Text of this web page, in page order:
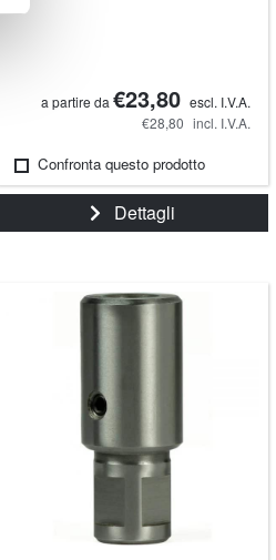
a partire da €23,80 escl. I.V.A.
€28,80 incl. I.V.A.
Confronta questo prodotto
Dettagli